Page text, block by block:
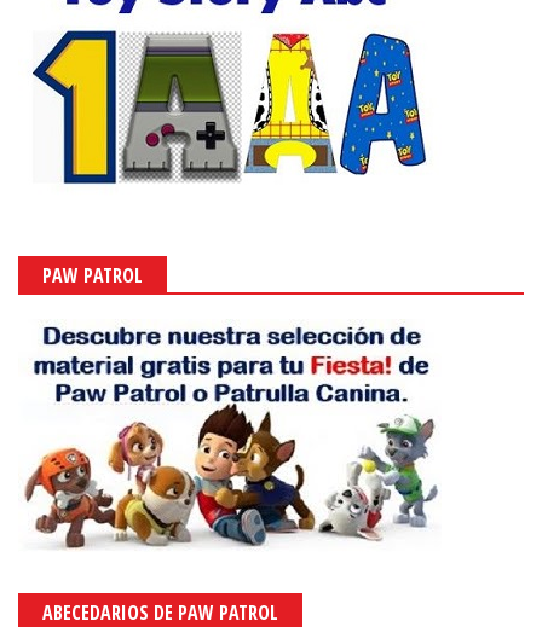
PAW PATROL
ABECEDARIOS DE PAW PATROL